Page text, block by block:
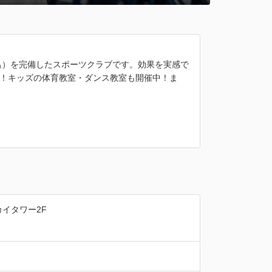
を完備したスポーツクラブです。効果を実感で
キッズの体育教室・ダンス教室も開催中！ま
タワー2F